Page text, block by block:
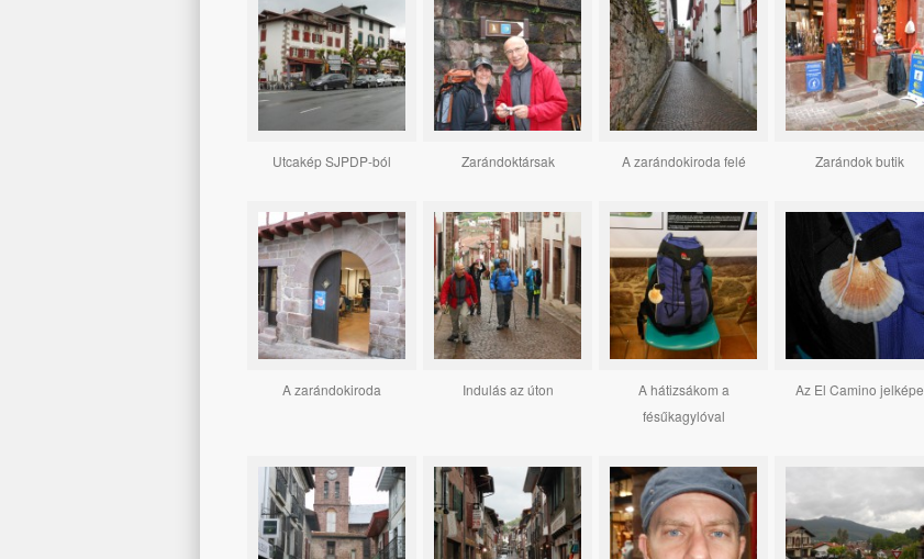
Utcakép SJPDP-ból Zarándoktársak A zarándokiroda felé Zarándok butik
A zarándokiroda Indulás az úton
A hátizsákom a
fésűkagylóval
Az El Camino jelképe